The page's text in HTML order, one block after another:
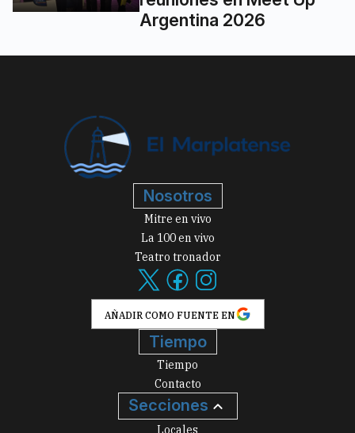
Argentina 2026
Nosotros
Mitre en vivo
La 100 en vivo
Teatro tronador
AÑADIR COMO FUENTE EN
Tiempo
Tiempo
Contacto
Secciones
Locales